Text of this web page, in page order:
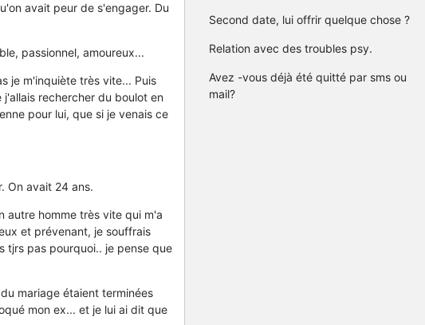
avait peur de s'engager. Du
passionnel, amoureux...
je m'inquiète très vite... Puis
rechercher du boulot en
pour lui, que si je venais ce
On avait 24 ans.
autre homme très vite qui m'a
et prévenant, je souffrais
tjrs pas pourquoi.. je pense que
mariage étaient terminées
mon ex... et je lui ai dit que
Second date, lui offrir quelque chose ?
Relation avec des troubles psy.
Avez -vous déjà été quitté par sms ou
mail?